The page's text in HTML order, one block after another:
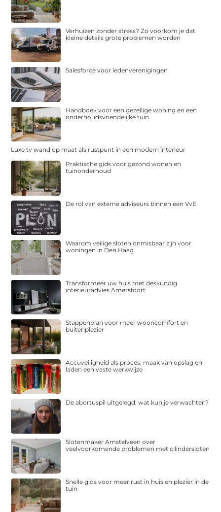
Verhuizen zonder stress? Zo voorkom je dat
kleine details grote problemen worden
Salesforce voor ledenverenigingen
Handboek voor een gezellige woning en een
onderhoudsvriendelijke tuin
Luxe tv wand op maat als rustpunt in een modern interieur
Praktische gids voor gezond wonen en
tuinonderhoud
De rol van externe adviseurs binnen een VvE
Waarom veilige sloten onmisbaar zijn voor
woningen in Den Haag
Transformeer uw huis met deskundig
interieuradvies Amersfoort
Stappenplan voor meer wooncomfort en
buitenplezier
Accuveiligheid als proces: maak van opslag en
laden een vaste werkwijze
De abortuspil uitgelegd: wat kun je verwachten?
Slotenmaker Amstelveen over
veelvoorkomende problemen met cilindersloten
Snelle gids voor meer rust in huis en plezier in de
tuin